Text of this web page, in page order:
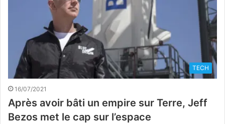
TECH
16/07/2021
Après avoir bâti un empire sur Terre, Jeff
Bezos met le cap sur l’espace